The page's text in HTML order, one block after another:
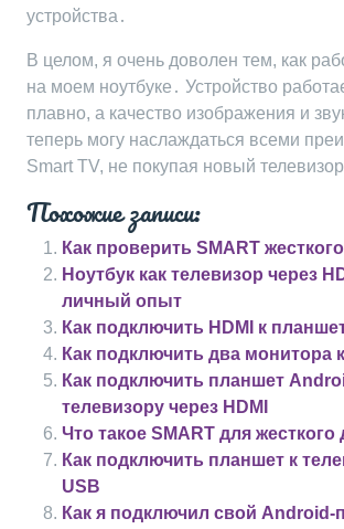
устройства․
В целом, я очень доволен тем, как
на моем ноутбуке․ Устройство
плавно, а качество изображения и
теперь могу наслаждаться всеми
Smart TV, не покупая новый
Похожие записи:
Как проверить SMART
Ноутбук как телевизор через
личный опыт
Как подключить HDMI к
Как подключить два монитора
Как подключить планшет
телевизору через HDMI
Что такое SMART для жесткого
Как подключить планшет к
USB
Как я подключил свой Android-